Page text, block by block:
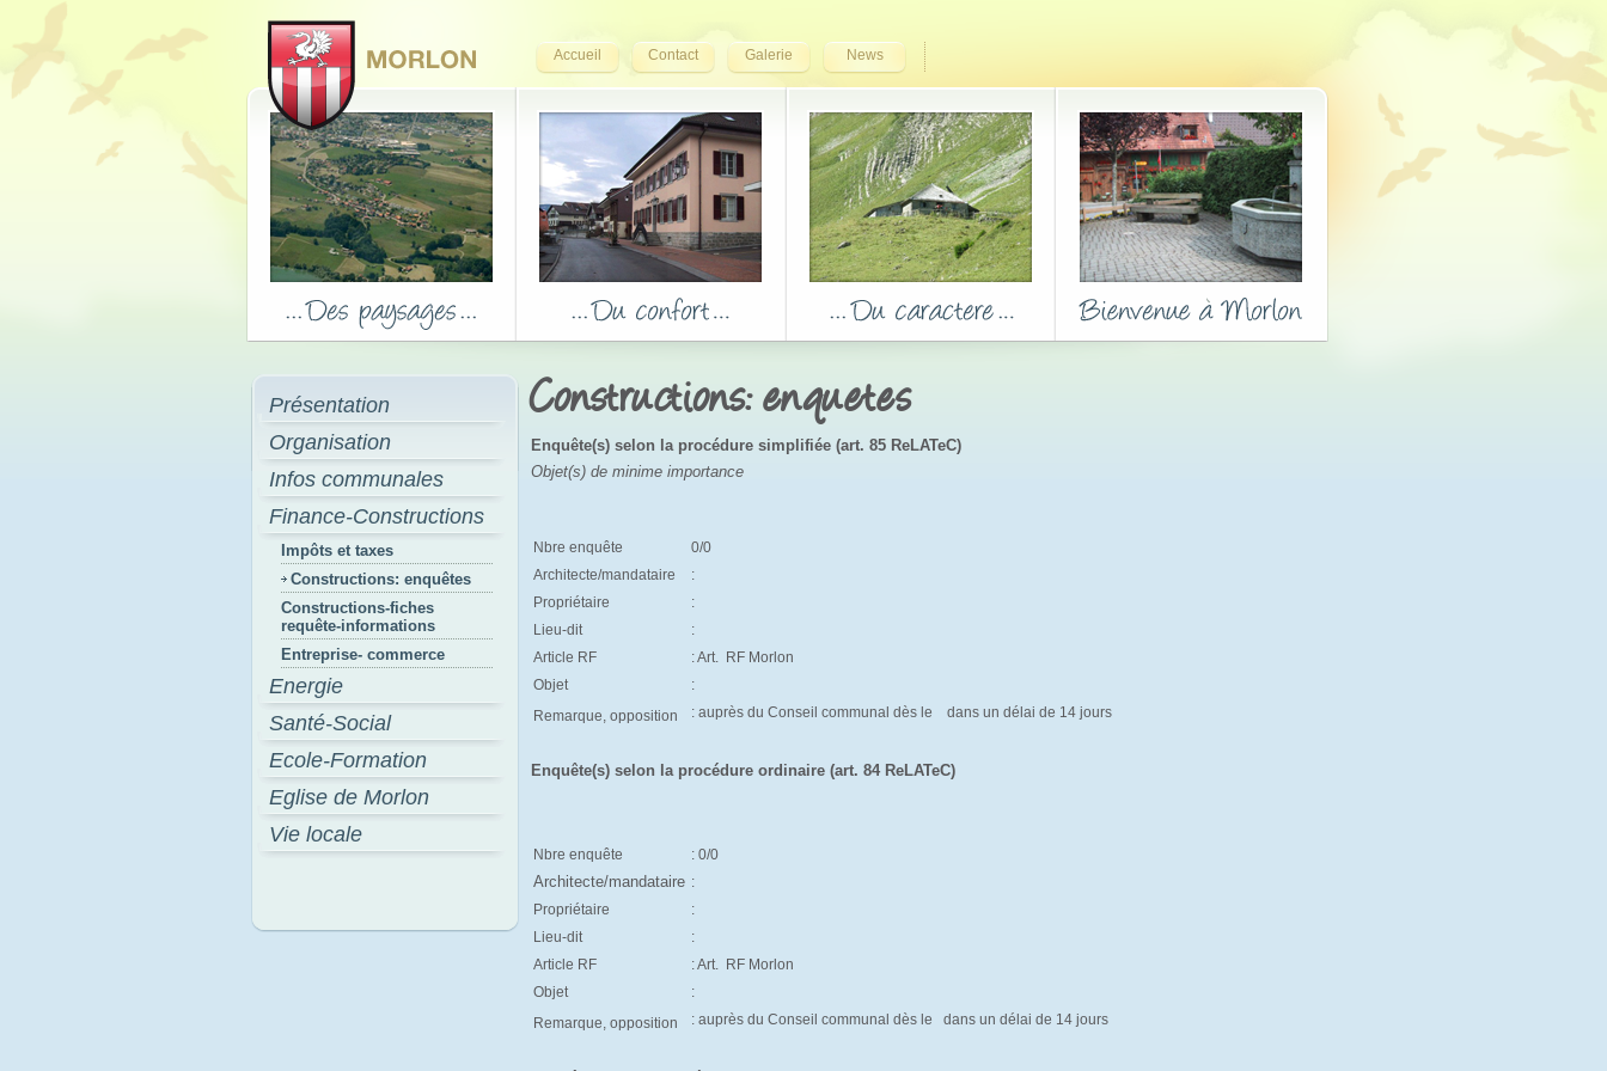
Accueil Contact Galerie News
Présentation
Organisation
Infos communales
Finance-Constructions
Impôts et taxes
Constructions: enquêtes
Constructions-fiches
requête-informations
Entreprise- commerce
Energie
Santé-Social
Ecole-Formation
Eglise de Morlon
Vie locale
Constructions: enquetes
Enquête(s) selon la procédure simplifiée (art. 85 ReLATeC)
Objet(s) de minime importance
Nbre enquête
0/0
Architecte/mandataire
:
Propriétaire
:
Lieu-dit
:
Article RF
: Art. RF Morlon
Objet
:
Remarque, opposition
: auprès du Conseil communal dès le dans un délai de 14 jours
Enquête(s) selon la procédure ordinaire (art. 84 ReLATeC)
Nbre enquête : 0/0
Architecte/mandataire :
Propriétaire
:
Lieu-dit
:
Article RF
: Art. RF Morlon
Objet
:
Remarque, opposition
: auprès du Conseil communal dès le dans un délai de 14 jours